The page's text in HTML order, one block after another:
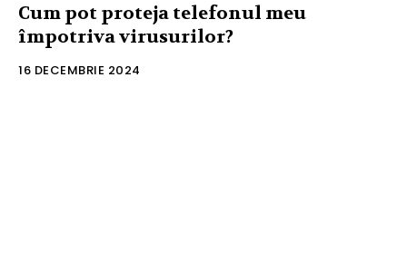
Cum pot proteja telefonul meu
împotriva virusurilor?
16 DECEMBRIE 2024